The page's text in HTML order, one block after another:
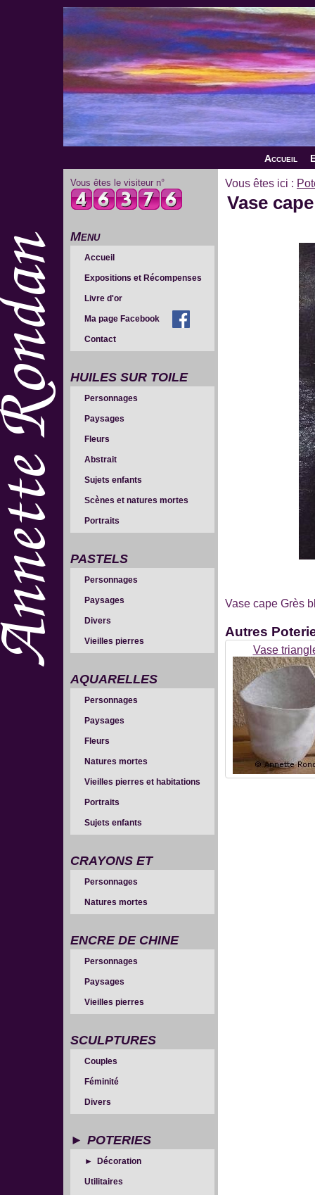
Accueil
Vous êtes le visiteur n°
Menu
Accueil
Expositions et Récompenses
Livre d'or
Ma page Facebook
Contact
HUILES SUR TOILE
Personnages
Paysages
Fleurs
Abstrait
Sujets enfants
Scènes et natures mortes
Portraits
PASTELS
Personnages
Paysages
Divers
Vieilles pierres
AQUARELLES
Personnages
Paysages
Fleurs
Natures mortes
Vieilles pierres et habitations
Portraits
Sujets enfants
CRAYONS ET
SANGUINES
Personnages
Natures mortes
ENCRE DE CHINE
Personnages
Paysages
Vieilles pierres
SCULPTURES
Couples
Féminité
Divers
POTERIES
Décoration
Utilitaires
Vous êtes ici :
Vase
Vase cape Grès
Autres
Vase